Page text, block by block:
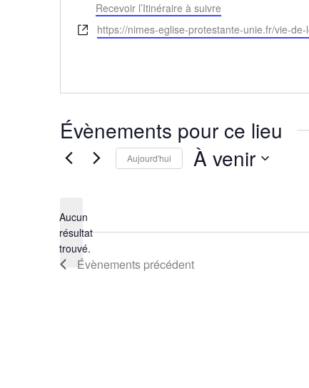
Recevoir l’Itinéraire à suivre
Site
https://nimes-eglise-protestante-unie.fr/vie-
Évènements pour ce lieu
Notice
Aucun
résultat
trouvé.
Aujourd'hui À venir
Évènements précédent